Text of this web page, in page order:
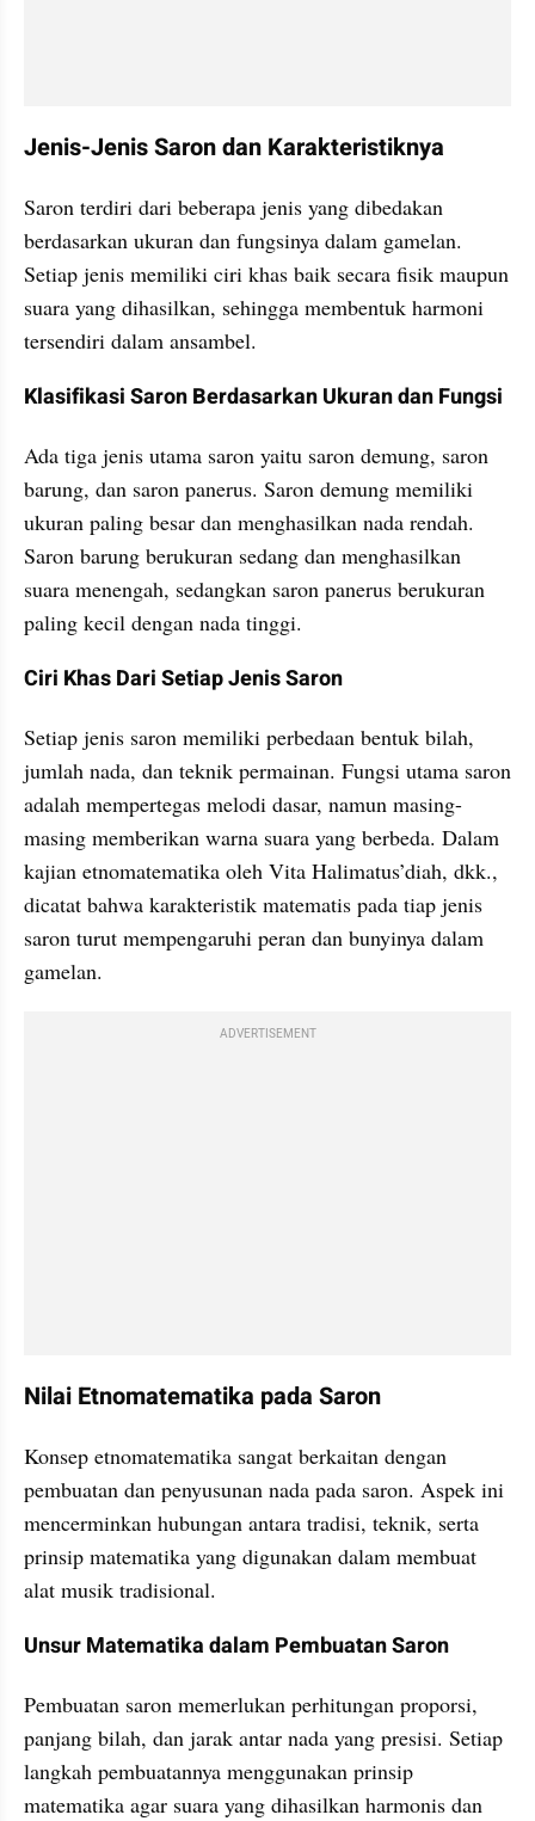
Jenis-Jenis Saron dan Karakteristiknya
Saron terdiri dari beberapa jenis yang dibedakan
berdasarkan ukuran dan fungsinya dalam gamelan.
Setiap jenis memiliki ciri khas baik secara fisik maupun
suara yang dihasilkan, sehingga membentuk harmoni
tersendiri dalam ansambel.
Klasifikasi Saron Berdasarkan Ukuran dan Fungsi
Ada tiga jenis utama saron yaitu saron demung, saron
barung, dan saron panerus. Saron demung memiliki
ukuran paling besar dan menghasilkan nada rendah.
Saron barung berukuran sedang dan menghasilkan
suara menengah, sedangkan saron panerus berukuran
paling kecil dengan nada tinggi.
Ciri Khas Dari Setiap Jenis Saron
Setiap jenis saron memiliki perbedaan bentuk bilah,
jumlah nada, dan teknik permainan. Fungsi utama saron
adalah mempertegas melodi dasar, namun masing-
masing memberikan warna suara yang berbeda. Dalam
kajian etnomatematika oleh Vita Halimatus’diah, dkk.,
dicatat bahwa karakteristik matematis pada tiap jenis
saron turut mempengaruhi peran dan bunyinya dalam
gamelan.
ADVERTISEMENT
Nilai Etnomatematika pada Saron
Konsep etnomatematika sangat berkaitan dengan
pembuatan dan penyusunan nada pada saron. Aspek ini
mencerminkan hubungan antara tradisi, teknik, serta
prinsip matematika yang digunakan dalam membuat
alat musik tradisional.
Unsur Matematika dalam Pembuatan Saron
Pembuatan saron memerlukan perhitungan proporsi,
panjang bilah, dan jarak antar nada yang presisi. Setiap
langkah pembuatannya menggunakan prinsip
matematika agar suara yang dihasilkan harmonis dan